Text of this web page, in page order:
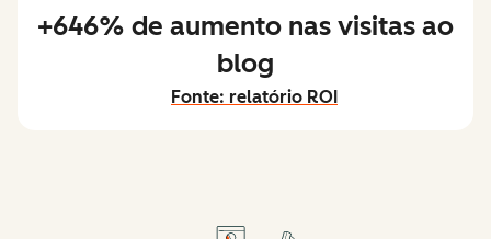
+646% de aumento nas visitas ao
blog
Fonte: relatório ROI